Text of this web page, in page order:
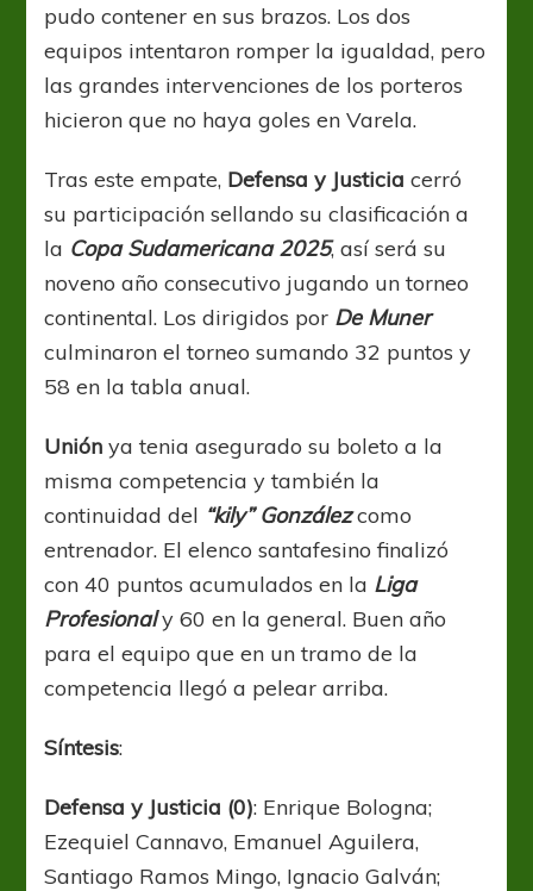
pudo contener en sus brazos. Los dos
equipos intentaron romper la igualdad, pero
las grandes intervenciones de los porteros
hicieron que no haya goles en Varela.
Tras este empate, Defensa y Justicia cerró
su participación sellando su clasificación a
la Copa Sudamericana 2025, así será su
noveno año consecutivo jugando un torneo
continental. Los dirigidos por De Muner
culminaron el torneo sumando 32 puntos y
58 en la tabla anual.
Unión ya tenia asegurado su boleto a la
misma competencia y también la
continuidad del “kily” Gonzálezcomo
entrenador. El elenco santafesino finalizó
con 40 puntos acumulados en la Liga
Profesionaly 60 en la general. Buen año
para el equipo que en un tramo de la
competencia llegó a pelear arriba.
Síntesis:
Defensa y Justicia (0): Enrique Bologna;
Ezequiel Cannavo, Emanuel Aguilera,
Santiago Ramos Mingo, Ignacio Galván;